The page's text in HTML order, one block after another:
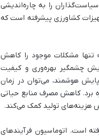
سیاست‌گذاران را به چاره‌اندیشی
کشاورزی پیشرفته است که
تنها مشکلات موجود را کاهش
چشمگیر بهره‌وری و کیفیت
هوشمند، می‌توان در زمان
برد. کاهش مصرف منابع حیاتی
هزینه‌های تولید کمک می‌کند.
است. اتوماسیون فرآیندهای